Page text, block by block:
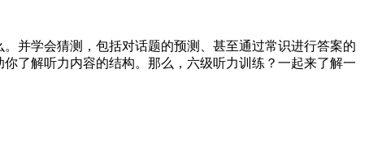
并学会猜测，包括对话题的预测、甚至通过常识进行答案的
了解听力内容的结构。那么，六级听力训练？一起来了解一